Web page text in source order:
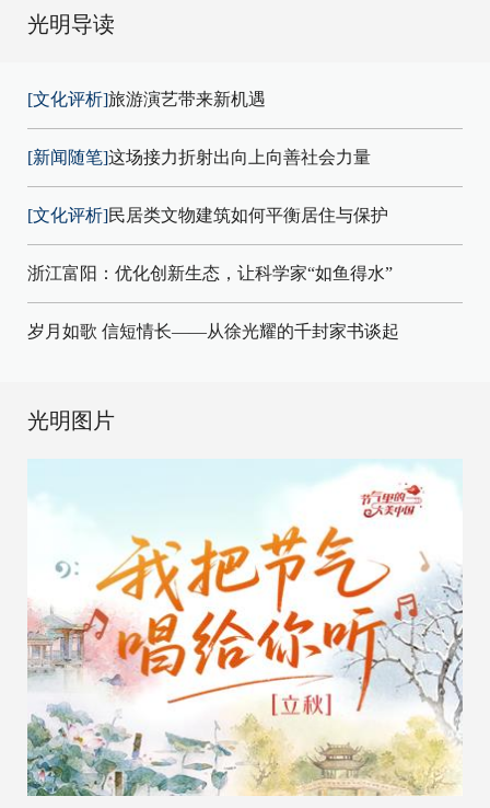
光明导读
[文化评析]旅游演艺带来新机遇
[新闻随笔]这场接力折射出向上向善社会力量
[文化评析]民居类文物建筑如何平衡居住与保护
浙江富阳：优化创新生态，让科学家“如鱼得水”
岁月如歌 信短情长——从徐光耀的千封家书谈起
光明图片